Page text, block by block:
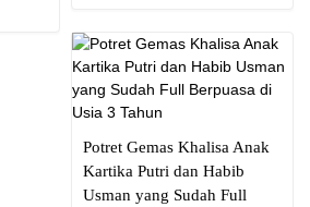
Potret Gemas Khalisa Anak
Kartika Putri dan Habib
Usman yang Sudah Full